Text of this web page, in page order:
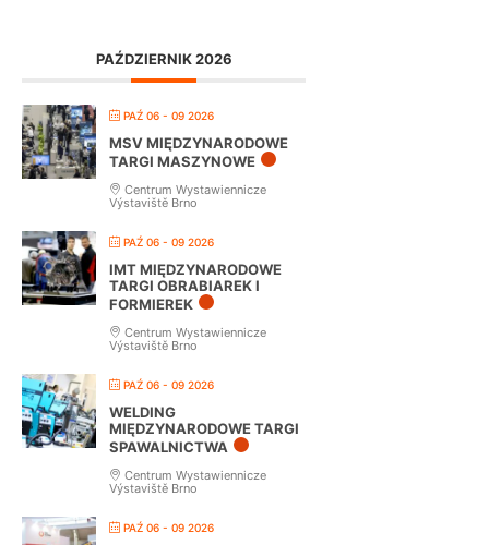
PAŹDZIERNIK 2026
PAŹ 06 - 09 2026
MSV MIĘDZYNARODOWE
TARGI MASZYNOWE
Centrum Wystawiennicze
Výstaviště Brno
PAŹ 06 - 09 2026
IMT MIĘDZYNARODOWE
TARGI OBRABIAREK I
FORMIEREK
Centrum Wystawiennicze
Výstaviště Brno
PAŹ 06 - 09 2026
WELDING
MIĘDZYNARODOWE TARGI
SPAWALNICTWA
Centrum Wystawiennicze
Výstaviště Brno
PAŹ 06 - 09 2026